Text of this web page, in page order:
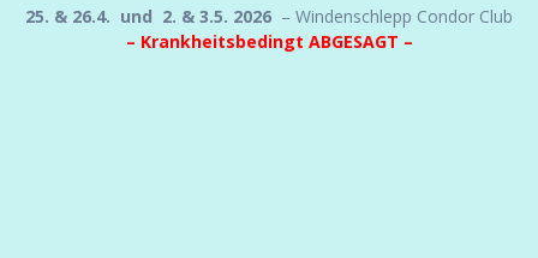
25. & 26.4. und 2. & 3.5. 2026 – Windenschlepp Condor Club
– Krankheitsbedingt ABGESAGT –